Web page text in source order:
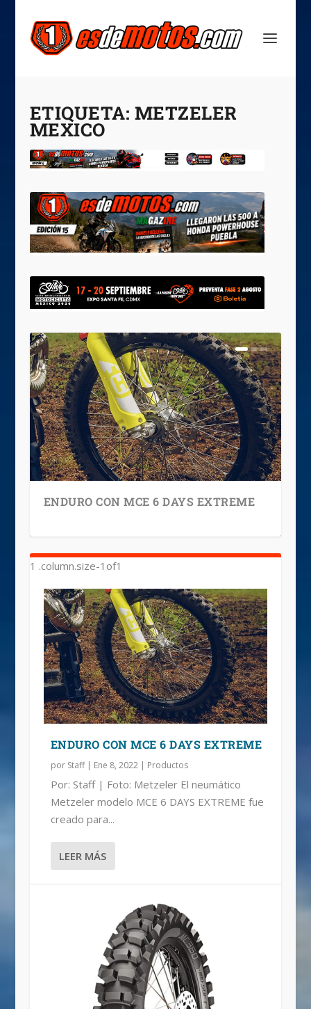
ETIQUETA: METZELER
MEXICO
ENDURO CON MCE 6 DAYS EXTREME
TERRENO INTERMEDIO-DURO:
METZELER MC360
METZELER MC360 MID SOFT =
TRACCIÓN
ENDURO CON MCE 6 DAYS EXTREME
por Staff| Ene 8, 2022| Productos
Por: Staff | Foto: Metzeler El neumático
Metzeler modelo MCE 6 DAYS EXTREME fue
creado para...
LEER MÁS